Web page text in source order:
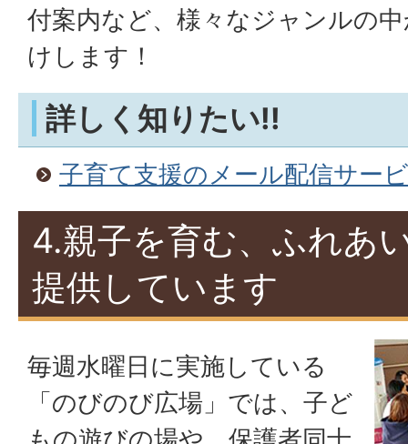
付案内など、様々なジャンルの
けします！
詳しく知りたい!!
子育て支援のメール配信サー
4.親子を育む、ふれあ
提供しています
毎週水曜日に実施している
「のびのび広場」では、子ど